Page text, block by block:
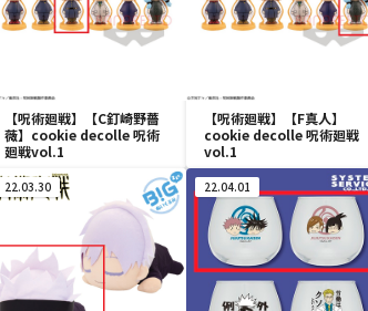
【呪術廻戦】【C釘崎野薔
薇】cookie decolle 呪術
廻戦vol.1
【呪術廻戦】【F真人】
cookie decolle 呪術廻戦
vol.1
22.03.30 22.04.01